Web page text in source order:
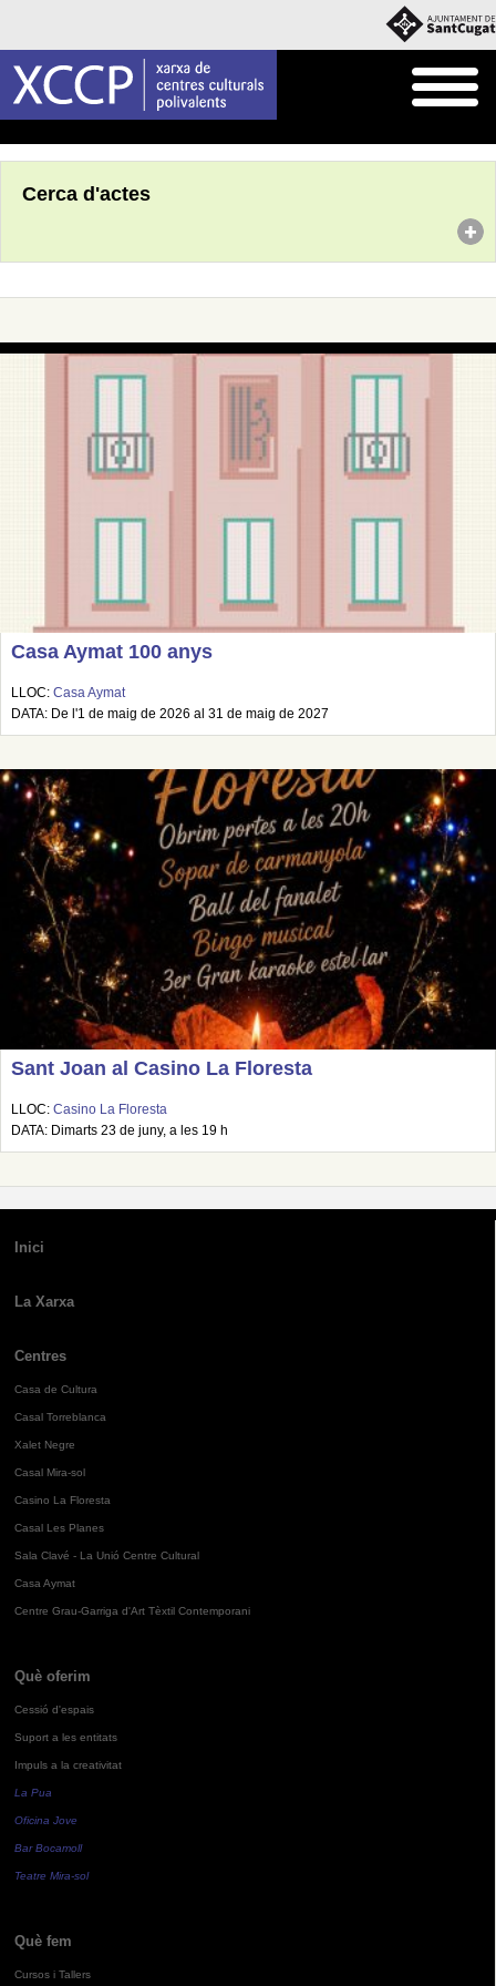
Cerca d'actes
Casa Aymat 100 anys
LLOC: Casa Aymat
DATA: De l'1 de maig de 2026 al 31 de maig de 2027
Sant Joan al Casino La Floresta
LLOC: Casino La Floresta
DATA: Dimarts 23 de juny, a les 19 h
Inici
La Xarxa
Centres
Casa de Cultura
Casal Torreblanca
Xalet Negre
Casal Mira-sol
Casino La Floresta
Casal Les Planes
Sala Clavé - La Unió Centre Cultural
Casa Aymat
Centre Grau-Garriga d'Art Tèxtil Contemporani
Què oferim
Cessió d'espais
Suport a les entitats
Impuls a la creativitat
La Pua
Oficina Jove
Bar Bocamoll
Teatre Mira-sol
Què fem
Cursos i Tallers